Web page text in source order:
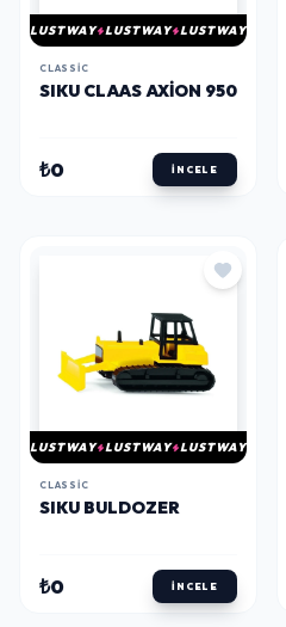
LUSTWAY LUSTWAY LUSTWAY
CLASSIC
SIKU CLAAS AXION 950
₺0 İNCELE
LUSTWAY LUSTWAY LUSTWAY
CLASSIC
SIKU BULDOZER
₺0 İNCELE